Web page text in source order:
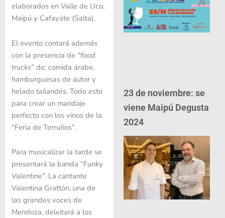
elaborados en Valle de Uco,
Maipú y Cafayate (Salta).
El evento contará además
con la presencia de “food
trucks” de: comida árabe,
hamburguesas de autor y
helado tailandés. Todo esto
para crear un maridaje
perfecto con los vinos de la
“Feria de Terruños”.
Para musicalizar la tarde se
presentará la banda “Funky
Valentine”. La cantante
Valentina Grattón, una de
las grandes voces de
Mendoza, deleitará a los
23 de noviembre: se
viene Maipú Degusta
2024